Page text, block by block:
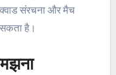
संरचना और मैच
सकता है।